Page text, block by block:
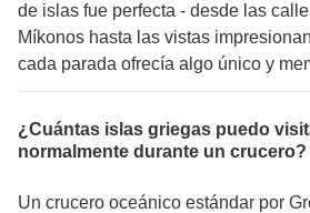
de islas fue perfecta - desde las
Míkonos hasta las vistas
cada parada ofrecía algo único y
¿Cuántas islas griegas puedo
normalmente durante un crucero?
Un crucero oceánico estándar por